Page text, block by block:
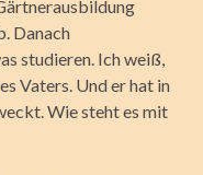
Danach
studieren. Ich weiß,
Vaters. Und er hat in
Wie steht es mit